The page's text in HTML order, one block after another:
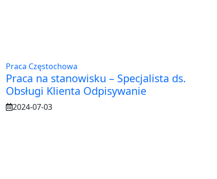
Praca Częstochowa
Praca na stanowisku – Specjalista ds.
Obsługi Klienta Odpisywanie
2024-07-03